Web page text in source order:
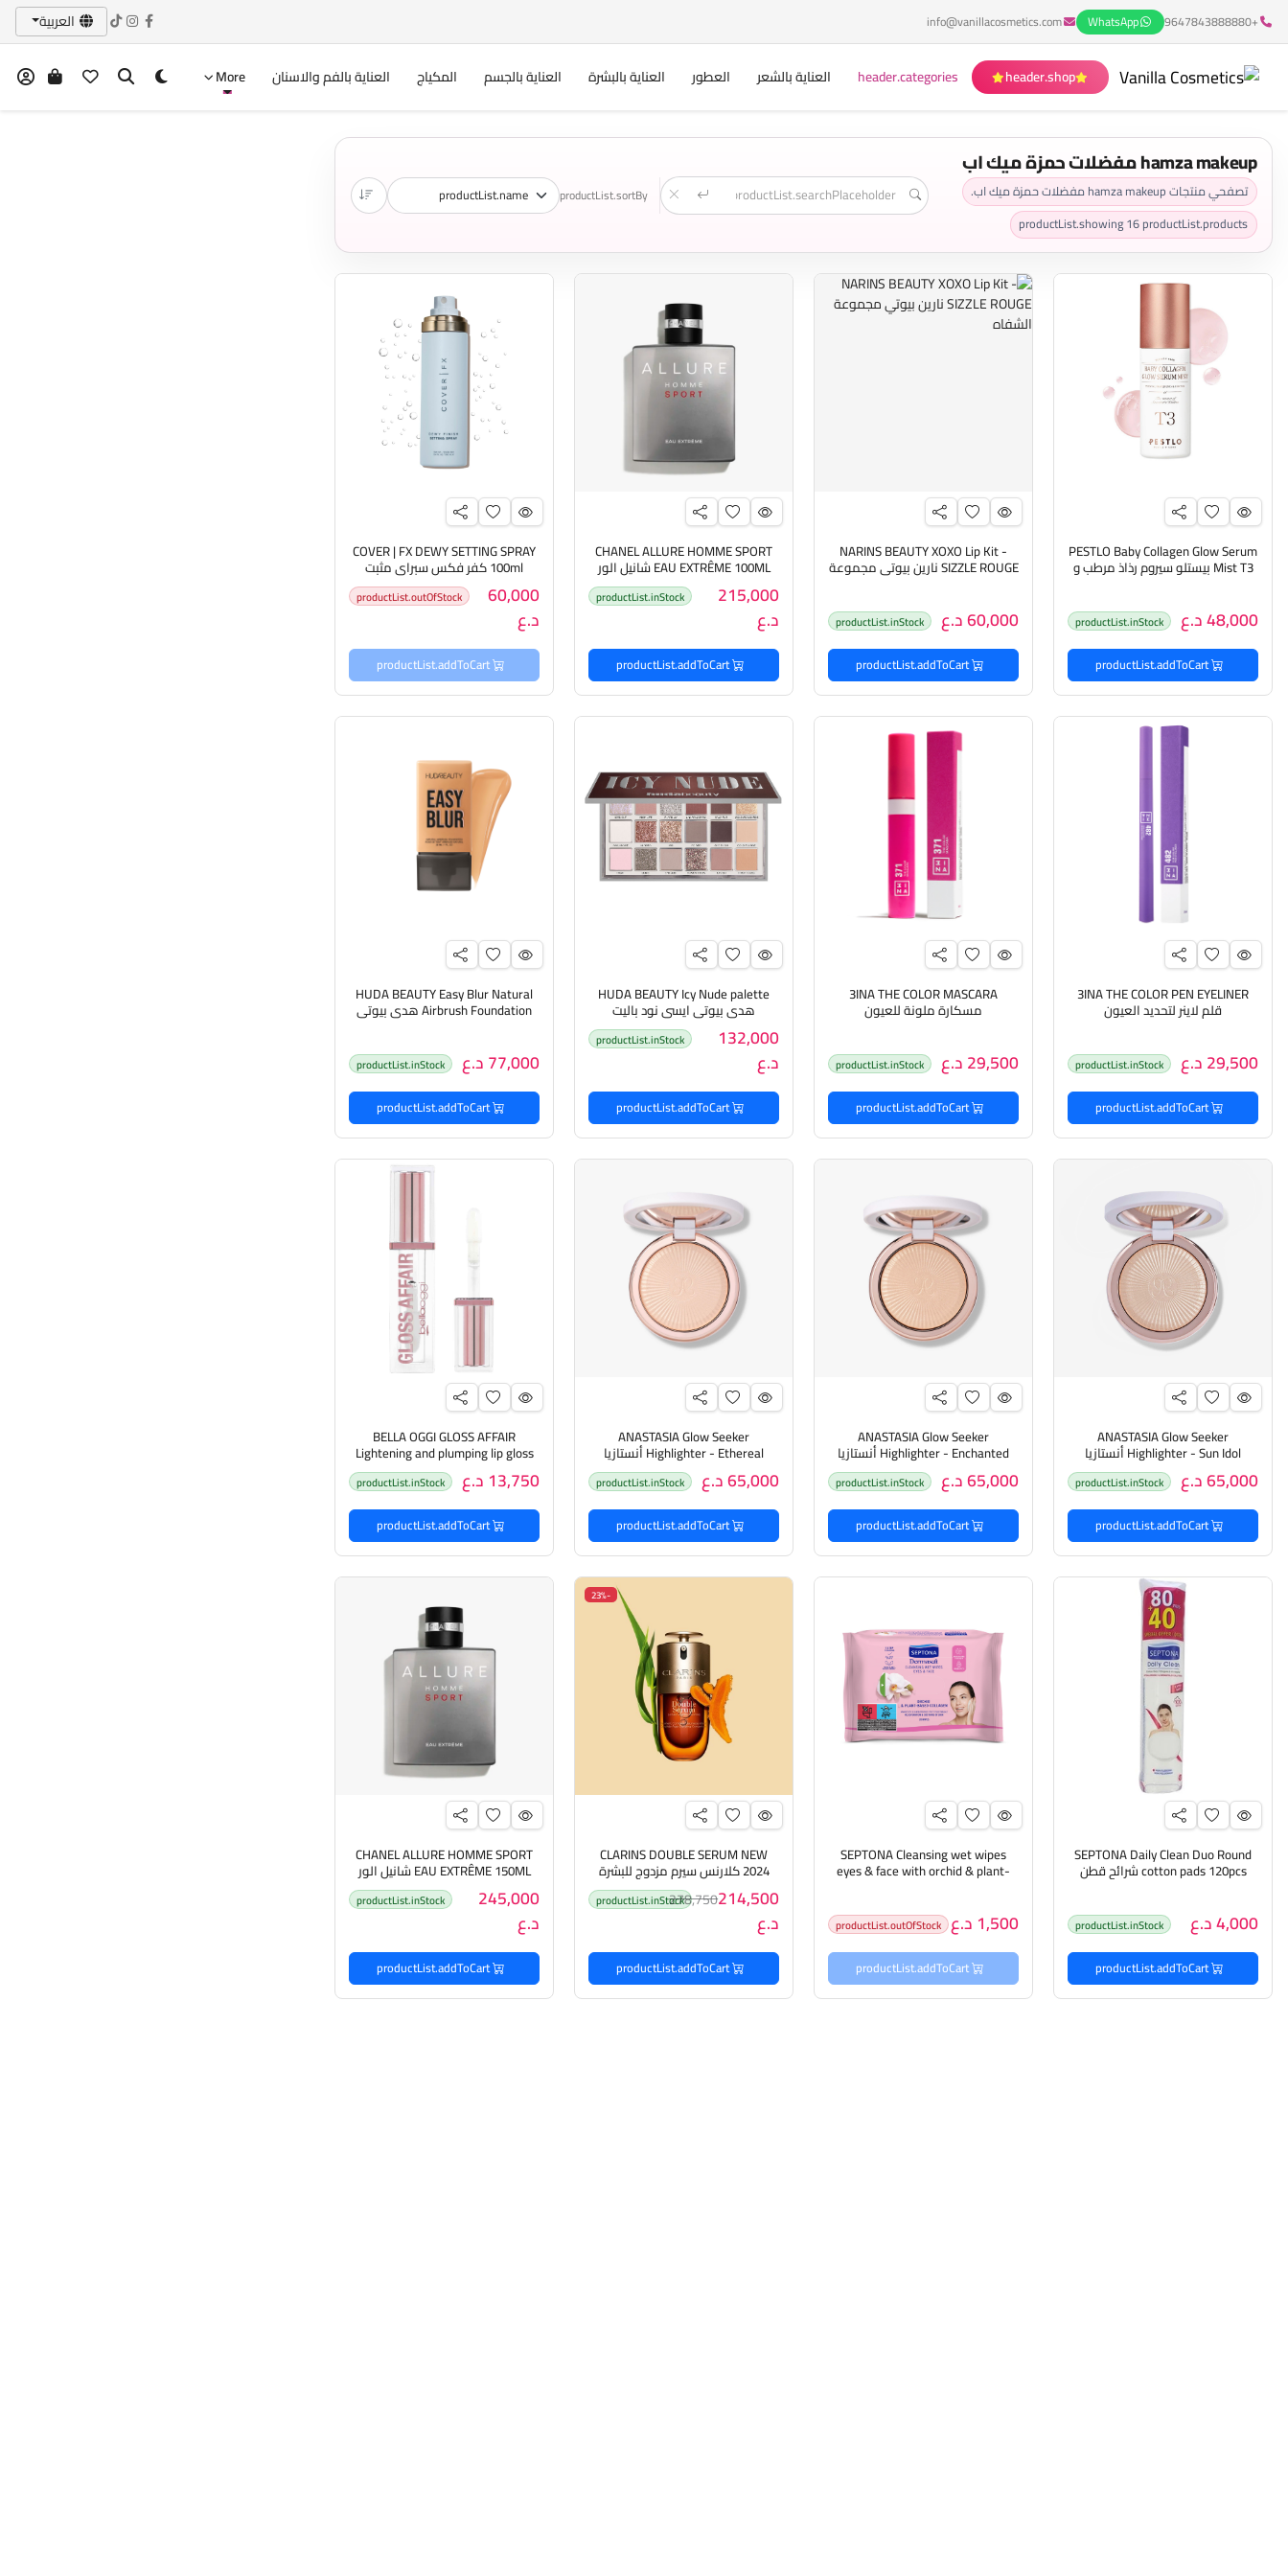
+9647843888880
WhatsApp
info@vanillacosmetics.com العربية
header.shop
header.categories العناية بالشعر العطور العناية بالبشرة العناية بالجسم المكياج العناية بالفم والاسنان More
hamza makeup مفضلات حمزة ميك اب
تصفحي منتجات hamza makeup مفضلات حمزة ميك اب.
productList.showing16productList.products
productList.sortBy
PESTLO Baby Collagen Glow Serum
Mist T3 بيستلو سيروم رذاذ مرطب و
منعم للبشرة
48,000 د.ع productList.inStock
productList.addToCart
NARINS BEAUTY XOXO Lip Kit -
SIZZLE ROUGE نارين بيوتي مجموعة
الشفاه
60,000 د.ع productList.inStock
productList.addToCart
CHANEL ALLURE HOMME SPORT
EAU EXTRÊME 100ML شانيل الور
سبورت عطر للرجال215,000
د.ع
productList.inStock
productList.addToCart
COVER | FX DEWY SETTING SPRAY
100ml كفر فكس سبراي مثبت
للمكياج 60,000
د.ع
productList.outOfStock
productList.addToCart
3INA THE COLOR PEN EYELINER
قلم لاينر لتحديد العيون
29,500 د.ع productList.inStock
productList.addToCart
3INA THE COLOR MASCARA
مسكارة ملونة للعيون
29,500 د.ع productList.inStock
productList.addToCart
HUDA BEAUTY Icy Nude palette
هدى بيوتي ايسي نود باليت
132,000
د.ع
productList.inStock
productList.addToCart
HUDA BEAUTY Easy Blur Natural
Airbrush Foundation هدى بيوتي
77,000 د.ع productList.inStock
productList.addToCart
ANASTASIA Glow Seeker
Highlighter - Sun Idol أنستازيا
أظاءة للبشرة 65,000 د.ع productList.inStock
productList.addToCart
ANASTASIA Glow Seeker
Highlighter - Enchanted أنستازيا
أظاءة للبشرة 65,000 د.ع productList.inStock
productList.addToCart
ANASTASIA Glow Seeker
Highlighter - Ethereal أنستازيا
أظاءة للبشرة 65,000 د.ع productList.inStock
productList.addToCart
BELLA OGGI GLOSS AFFAIR
Lightening and plumping lip gloss
بيلا اوجي ملمع شفاه مضيء
وممتلئ 13,750 د.ع productList.inStock
productList.addToCart
SEPTONA Daily Clean Duo Round
cotton pads 120pcs شرائح قطن
4,000 د.ع productList.inStock
productList.addToCart
SEPTONA Cleansing wet wipes
eyes & face with orchid & plant-
1,500 د.ع productList.outOfStock
productList.addToCart
-23%
CLARINS DOUBLE SERUM NEW
2024 كلارنس سيرم مزدوج للبشرة
بأصدار جديد - 30ml214,500
د.ع
278,750
productList.inStock
productList.addToCart
CHANEL ALLURE HOMME SPORT
EAU EXTRÊME 150ML شانيل الور
سبورت عطر للرجال245,000
د.ع
productList.inStock
productList.addToCart